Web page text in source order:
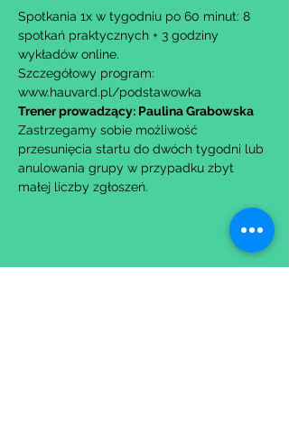
Spotkania 1x w tygodniu po 60 minut: 8
spotkań praktycznych + 3 godziny
wykładów online.
Szczegółowy program:
www.hauvard.pl/podstawowka
Trener prowadzący: Paulina Grabowska
Zastrzegamy sobie możliwość
przesunięcia startu do dwóch tygodni lub
anulowania grupy w przypadku zbyt
małej liczby zgłoszeń.